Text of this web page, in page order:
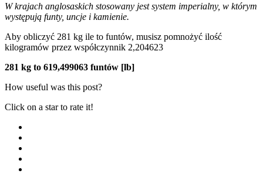
W krajach anglosaskich stosowany jest system imperialny, w którym
występują funty, uncje i kamienie.
Aby obliczyć 281 kg ile to funtów, musisz pomnożyć ilość
kilogramów przez współczynnik 2,204623
281 kg to 619,499063 funtów [lb]
How useful was this post?
Click on a star to rate it!